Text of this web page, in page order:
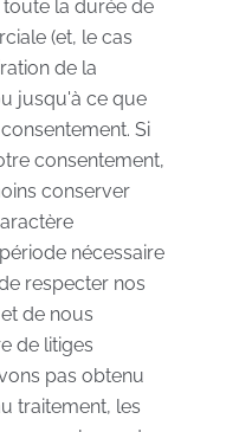
la durée de
(et, le cas
de la
jusqu'à ce que
Si
consentement,
conserver
nécessaire
respecter nos
de nous
de litiges
pas obtenu
traitement, les